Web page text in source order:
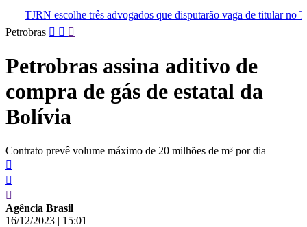
advogados que disputarão vaga de titular no TRE-RN
Ideb
Pular
conteúdo
Petrobras
Petrobras assina aditivo de
compra de gás de estatal da
Bolívia
Contrato prevê volume máximo de 20 milhões de m³ por dia
Agência Brasil
16/12/2023 | 15:01